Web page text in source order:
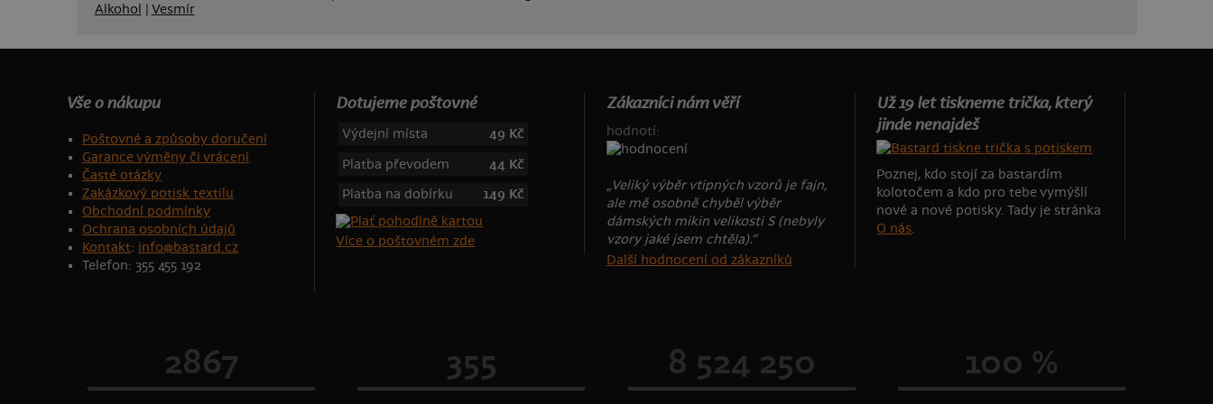
Alkohol
Vesmír
Vše o nákupu
Poštovné a způsoby doručení
Garance výměny či vrácení
Časté otázky
Zakázkový potisk textilu
Obchodní podmínky
Ochrana osobních údajů
Kontakt: info@bastard.cz
Telefon: 355 455 192
Dotujeme poštovné
Výdejní místa
49 Kč
Platba převodem
44 Kč
Platba na dobírku
149 Kč
Více o poštovném zde
Zákazníci nám věří
hodnotí:
„Veliký výběr vtipných vzorů je fajn,
ale mě osobně chyběl výběr
dámských mikin velikosti S (nebyly
vzory jaké jsem chtěla).“
Další hodnocení od zákazníků
Už 19 let tiskneme trička, který
jinde nenajdeš
Poznej, kdo stojí za bastardím
kolotočem a kdo pro tebe vymýšlí
nové a nové potisky. Tady je stránka
O nás.
2867 355 8 524 250 100 %